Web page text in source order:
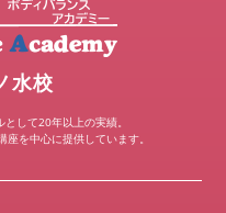
水校
して20年以上の実績。
を中心に提供しています。